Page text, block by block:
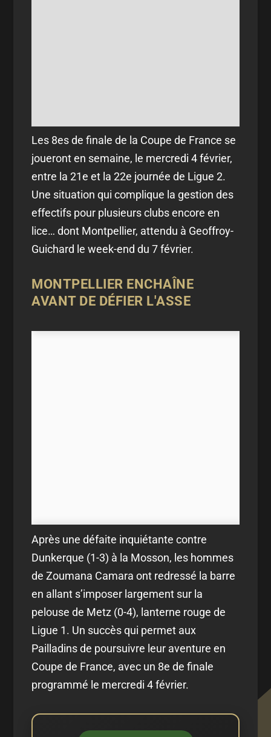
Les 8es de finale de la Coupe de France se
joueront en semaine, le mercredi 4 février,
entre la 21e et la 22e journée de Ligue 2.
Une situation qui complique la gestion des
effectifs pour plusieurs clubs encore en
lice… dont Montpellier, attendu à Geoffroy-
Guichard le week-end du 7 février.
MONTPELLIER ENCHAÎNE
AVANT DE DÉFIER L'ASSE
Après une défaite inquiétante contre
Dunkerque (1-3) à la Mosson, les hommes
de Zoumana Camara ont redressé la barre
en allant s’imposer largement sur la
pelouse de Metz (0-4), lanterne rouge de
Ligue 1. Un succès qui permet aux
Pailladins de poursuivre leur aventure en
Coupe de France, avec un 8e de finale
programmé le mercredi 4 février.